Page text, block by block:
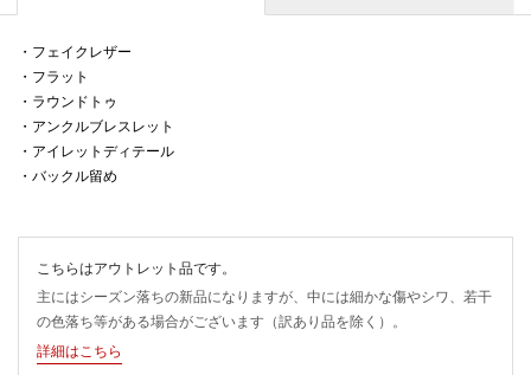
・フェイクレザー
・フラット
・ラウンドトゥ
・アンクルブレスレット
・アイレットディテール
・バックル留め
こちらはアウトレット品です。
主にはシーズン落ちの新品になりますが、中には細かな傷やシワ、若干
の色落ち等がある場合がございます（訳あり品を除く）。
詳細はこちら